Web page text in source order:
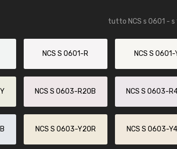
tutto NCS s 0601 - s
NCS S 0601-R NCS S 0601-
NCS S 0603-R20B NCS S 0603-
NCS S 0603-Y20R NCS S 0603-